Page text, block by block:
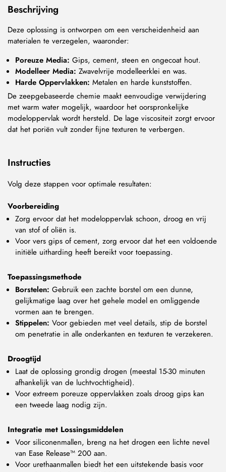
Beschrijving
Deze oplossing is ontworpen om een verscheidenheid aan
materialen te verzegelen, waaronder:
Poreuze Media: Gips, cement, steen en ongecoat hout.
Modelleer Media: Zwavelvrije modelleerklei en was.
Harde Oppervlakken: Metalen en harde kunststoffen.
De zeepgebaseerde chemie maakt eenvoudige verwijdering
met warm water mogelijk, waardoor het oorspronkelijke
modeloppervlak wordt hersteld. De lage viscositeit zorgt ervoor
dat het poriën vult zonder fijne texturen te verbergen.
Instructies
Volg deze stappen voor optimale resultaten:
Voorbereiding
Zorg ervoor dat het modeloppervlak schoon, droog en vrij
van stof of oliën is.
Voor vers gips of cement, zorg ervoor dat het een voldoende
initiële uitharding heeft bereikt voor toepassing.
Toepassingsmethode
Borstelen: Gebruik een zachte borstel om een dunne,
gelijkmatige laag over het gehele model en omliggende
vormen aan te brengen.
Stippelen: Voor gebieden met veel details, stip de borstel
om penetratie in alle onderkanten en texturen te verzekeren.
Droogtijd
Laat de oplossing grondig drogen (meestal 15-30 minuten
afhankelijk van de luchtvochtigheid).
Voor extreem poreuze oppervlakken zoals droog gips kan
een tweede laag nodig zijn.
Integratie met Lossingsmiddelen
Voor siliconenmallen, breng na het drogen een lichte nevel
van Ease Release™ 200 aan.
Voor urethaanmallen biedt het een uitstekende basis voor